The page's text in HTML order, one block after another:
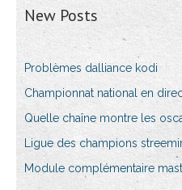
New Posts
Problèmes dalliance kodi
Championnat national en
Quelle chaîne montre les
Ligue des champions
Module complémentaire